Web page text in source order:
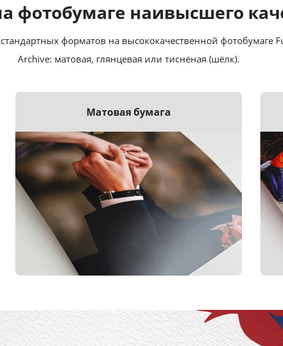
фотобумаге наивысшего
форматов на высококачественной фотобумаге
Archive: матовая, глянцевая или тиснёная (шёлк).
Матовая бумага